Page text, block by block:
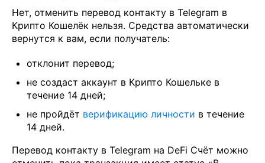
Нет, отменить перевод контакту в Telegram в
Крипто Кошелёк нельзя. Средства автоматически
вернутся к вам, если получатель:
отклонит перевод;
не создаст аккаунт в Крипто Кошельке в
течение 14 дней;
не пройдёт верификацию личности в течение
14 дней.
Перевод контакту в Telegram на DeFi Счёт можно